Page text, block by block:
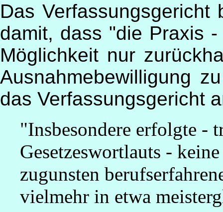
Das Verfassungsgericht
damit, dass "die Praxis
Möglichkeit nur
Ausnahmebewilligung
das Verfassungsgericht
"Insbesondere erfolgte -
Gesetzeswortlauts -
zugunsten
vielmehr in etwa